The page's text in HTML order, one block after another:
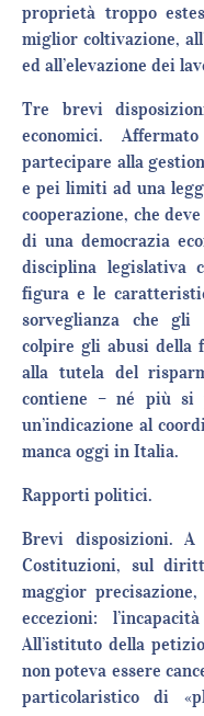
proprietà troppo
miglior coltivazione,
ed all’elevazione dei
Tre brevi
economici.
partecipare alla
e pei limiti ad una
cooperazione, che
di una democrazia
disciplina legislativa
figura e le
sorveglianza che gli
colpire gli abusi della
alla tutela del
contiene – né più si
un’indicazione al
manca oggi in Italia.
Rapporti politici.
Brevi disposizioni.
Costituzioni, sul
maggior
eccezioni:
All’istituto della
non poteva essere
particolaristico di